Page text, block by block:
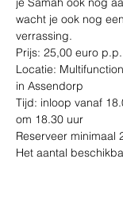
wacht je ook nog
verrassing.
Prijs: 25,00 euro p.p.
Locatie:
in Assendorp
Tijd: inloop vanaf
om 18.30 uur
Reserveer minimaal
Het aantal